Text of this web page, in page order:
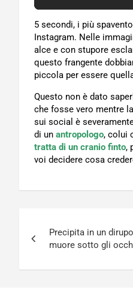
5 secondi, i più
Instagram. Nelle
alce e con stupore
questo frangente
piccola per essere
Questo non è dato
che fosse vero mentre
sui social è
di un antropologo, colui
tratta di un cranio finto,
voi decidere cosa
articoli
Precipita in un
muore sotto gli